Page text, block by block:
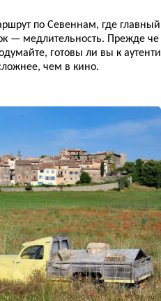
по Севеннам, где главный
— медлительность. Прежде че
готовы ли вы к аутенти
чем в кино.